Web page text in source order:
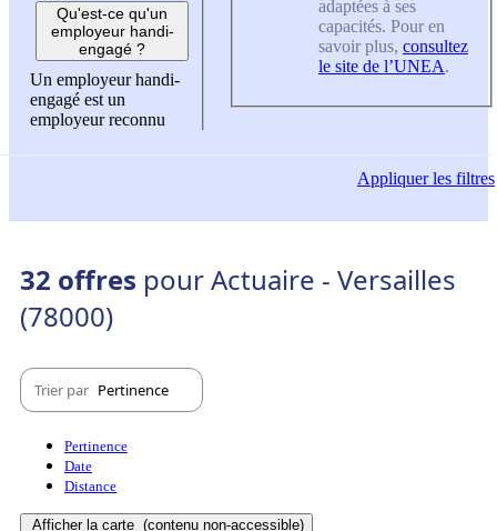
Qu'est-ce qu'un
employeur handi-
engagé ?
Un employeur handi-
engagé est un
employeur reconnu
adaptées à ses
capacités. Pour en
savoir plus, consultez
le site de l’UNEA.
Appliquerles filtres
32 offres pour Actuaire - Versailles
(78000)
Trier par Pertinence
Pertinence
Date
Distance
Afficher la carte (contenu non-accessible)